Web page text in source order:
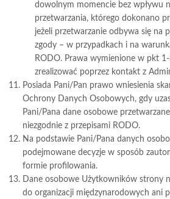
dowolnym momencie bez wpływu
przetwarzania, którego dokonano
jeżeli przetwarzanie odbywa się na
zgody – w przypadkach i na
RODO. Prawa wymienione w pkt
zrealizować poprzez kontakt z
Posiada Pani/Pan prawo wniesienia
Ochrony Danych Osobowych, gdy
Pani/Pana dane osobowe
niezgodnie z przepisami RODO.
Na podstawie Pani/Pana danych
podejmowane decyzje w sposób
formie profilowania.
Dane osobowe Użytkowników strony
do organizacji międzynarodowych ani